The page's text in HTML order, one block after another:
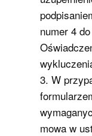
numer 4
3. W
mowa w